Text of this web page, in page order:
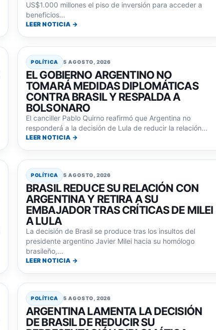
US$1.000 millones el piso de inversión para acceder a
beneficios...
LEER NOTICIA →
POLÍTICA 5 AGOSTO, 2026
EL GOBIERNO ARGENTINO NO
TOMARÁ MEDIDAS DIPLOMÁTICAS
CONTRA BRASIL Y RESPALDA A
BOLSONARO
El canciller Pablo Quirno reafirmó que Argentina no
responderá a la decisión de Lula de reducir la relación...
LEER NOTICIA →
POLÍTICA 5 AGOSTO, 2026
BRASIL REDUCE SU RELACIÓN CON
ARGENTINA Y RETIRA A SU
EMBAJADOR TRAS CRÍTICAS DE MILEI
A LULA
La decisión de Brasil se produce tras los insultos del
presidente argentino Javier Milei hacia su homólogo
brasileño,...
LEER NOTICIA →
POLÍTICA 5 AGOSTO, 2026
ARGENTINA LAMENTA LA DECISIÓN
DE BRASIL DE REDUCIR SU